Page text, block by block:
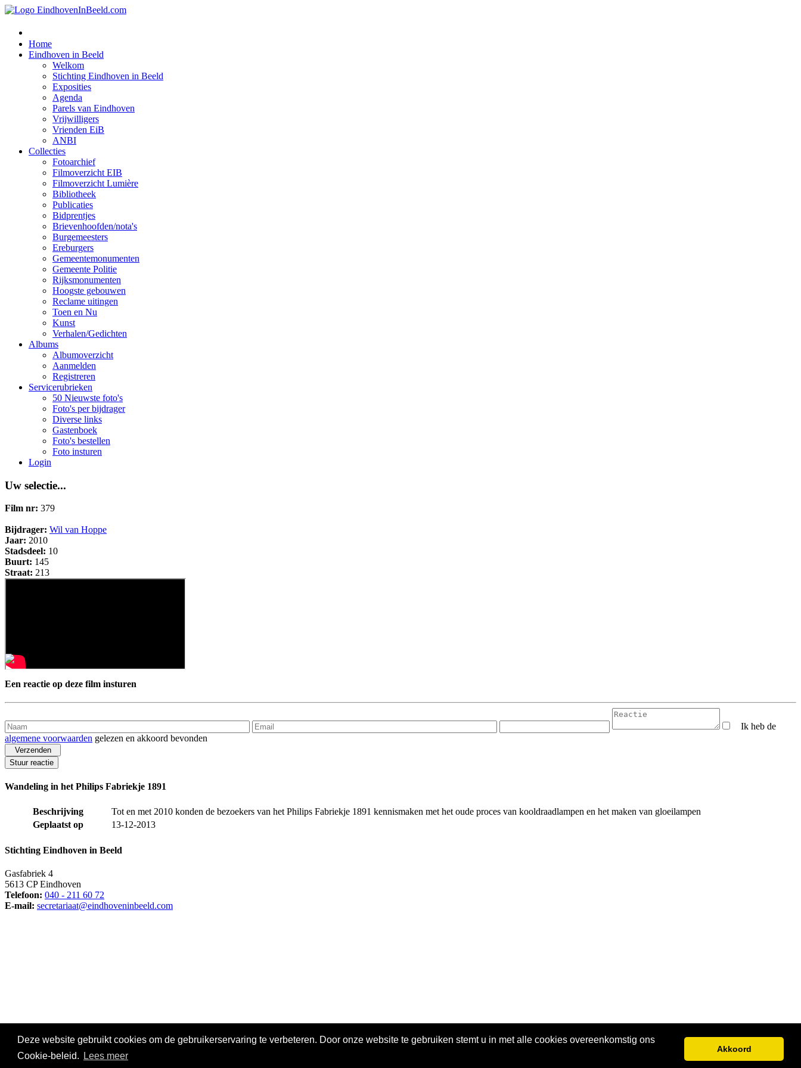
Deze website gebruikt cookies om de gebruikerservaring te verbeteren. Door onze website te gebruiken stemt u in met alle cookies overeenkomstig ons
Cookie-beleid.
Lees meer
Akkoord
Home
Eindhoven in Beeld
Welkom
Stichting Eindhoven in Beeld
Exposities
Agenda
Parels van Eindhoven
Vrijwilligers
Vrienden EiB
ANBI
Collecties
Fotoarchief
Filmoverzicht EIB
Filmoverzicht Lumière
Bibliotheek
Publicaties
Bidprentjes
Brievenhoofden/nota's
Burgemeesters
Ereburgers
Gemeentemonumenten
Gemeente Politie
Rijksmonumenten
Hoogste gebouwen
Reclame uitingen
Toen en Nu
Kunst
Verhalen/Gedichten
Albums
Albumoverzicht
Aanmelden
Registreren
Servicerubrieken
50 Nieuwste foto's
Foto's per bijdrager
Diverse links
Gastenboek
Foto's bestellen
Foto insturen
Login
Uw selectie...
Film nr: 379
Bijdrager: Wil van Hoppe
Jaar: 2010
Stadsdeel: 10
Buurt: 145
Straat: 213
Een reactie op deze film insturen
Ik heb de
algemene voorwaarden gelezen en akkoord bevonden
Stuur reactie
Wandeling in het Philips Fabriekje 1891
Beschrijving
Tot en met 2010 konden de bezoekers van het Philips Fabriekje 1891 kennismaken met het oude proces van kooldraadlampen en het maken van gloeilampen
Geplaatst op
13-12-2013
Stichting Eindhoven in Beeld
Gasfabriek 4
5613 CP Eindhoven
Telefoon: 040 - 211 60 72
E-mail: secretariaat@eindhoveninbeeld.com
© CopyrightStichting Eindhoven in Beeld